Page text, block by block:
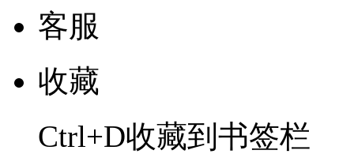
客服
收藏
Ctrl+D收藏到书签栏